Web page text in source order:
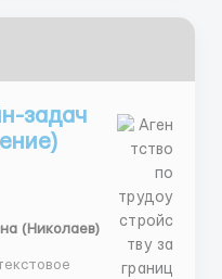
задач
(Николаев)